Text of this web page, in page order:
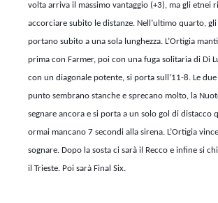
volta arriva il massimo vantaggio (+3), ma gli etnei
accorciare subito le distanze. Nell’ultimo quarto,
portano subito a una sola lunghezza. L’Ortigia
prima con Farmer, poi con una fuga solitaria di Di
con un diagonale potente, si porta sull’11-8. Le due
punto sembrano stanche e sprecano molto, la
segnare ancora e si porta a un solo gol di distacco
ormai mancano 7 secondi alla sirena. L’Ortigia
sognare. Dopo la sosta ci sarà il Recco e infine si
il Trieste. Poi sarà Final Six.